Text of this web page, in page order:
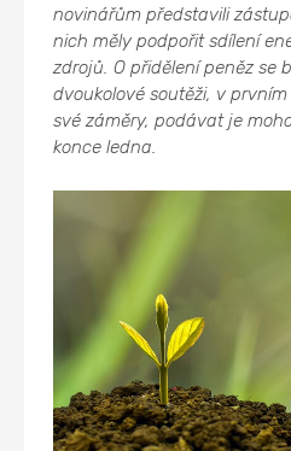
novinářům představili
nich měly podpořit sdílení
zdrojů. O přidělení peněz se
dvoukolové soutěži, v
své záměry, podávat je
konce ledna.